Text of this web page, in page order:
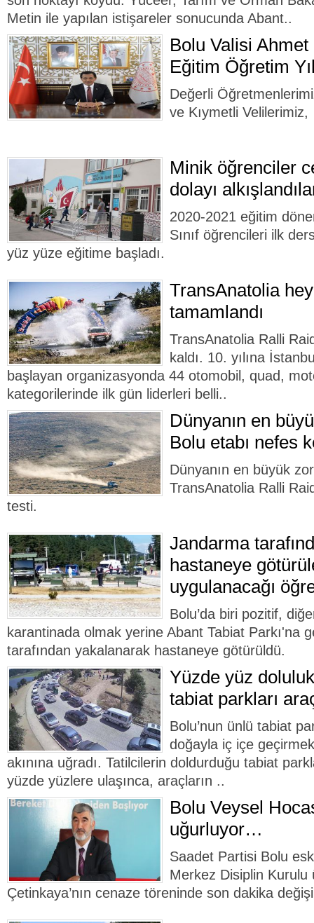
Metin ile yapılan istişareler sonucunda Abant..
Bolu Valisi
Eğitim Öğretim
Değerli
ve Kıymetli Velilerimiz,
Minik öğrenciler
dolayı
2020-2021 eğitim
Sınıf öğrencileri ilk
yüz yüze eğitime başladı.
TransAnatolia
tamamlandı
TransAnatolia Ralli
kaldı. 10. yılına
başlayan organizasyonda 44 otomobil, quad,
kategorilerinde ilk gün liderleri belli..
Dünyanın en
Bolu etabı nefes
Dünyanın en büyük
TransAnatolia Ralli
testi.
Jandarma
hastaneye
uygulanacağı
Bolu’da biri pozitif,
karantinada olmak yerine Abant Tabiat Parkı'na
tarafından yakalanarak hastaneye götürüldü.
Yüzde yüz
tabiat parkları
Bolu’nun ünlü tabiat
doğayla iç içe
akınına uğradı. Tatilcilerin doldurduğu tabiat
yüzde yüzlere ulaşınca, araçların ..
Bolu Veysel
uğurluyor…
Saadet Partisi Bolu
Merkez Disiplin Kurulu
Çetinkaya’nın cenaze töreninde son dakika